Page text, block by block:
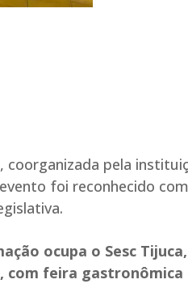
coorganizada pela
evento foi reconhecido
ocupa o Sesc
com feira gastronômica